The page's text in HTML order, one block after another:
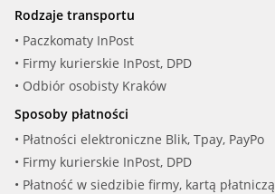
MERCE (005 542 02 20)
MERCE (005 542 21 20)
MERCE (005 542 39 20)
MERCE (A 005 542 02 20)
Rodzaje transportu
• Paczkomaty InPost
• Firmy kurierskie InPost, DPD
• Odbiór osobisty Kraków
Sposoby płatności
• Płatności elektroniczne Blik, Tpay, PayPo
• Firmy kurierskie InPost, DPD
• Płatność w siedzibie firmy, kartą płatniczą